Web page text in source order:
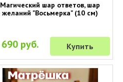
Магический шар ответов, шар
желаний "Восьмерка" (10 см)
690 руб. Купить